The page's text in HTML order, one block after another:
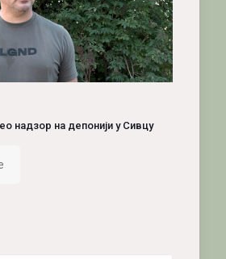
надзор на депонији у Сивцу